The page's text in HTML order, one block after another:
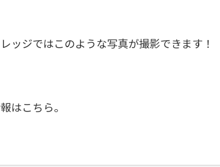
ッジではこのような写真が撮影できます！
はこちら。